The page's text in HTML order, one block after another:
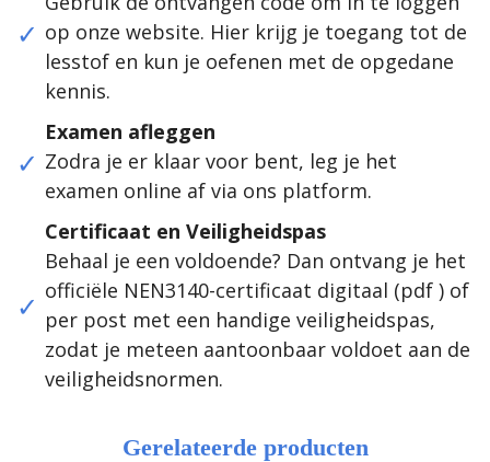
op onze website. Hier krijg je toegang tot de
lesstof en kun je oefenen met de opgedane
kennis.
Examen afleggen
Zodra je er klaar voor bent, leg je het
examen online af via ons platform.
Certificaat en Veiligheidspas
Behaal je een voldoende? Dan ontvang je het
officiële NEN3140-certificaat digitaal (pdf ) of
per post met een handige veiligheidspas,
zodat je meteen aantoonbaar voldoet aan de
veiligheidsnormen.
Gerelateerde producten